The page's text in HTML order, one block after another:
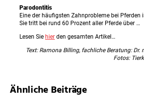
Parodontitis
Eine der häufigsten Zahnprobleme bei Pferden
Sie tritt bei rund 60 Prozent aller Pferde über …
Lesen Sie hier den gesamten Artikel…
Text: Ramona Billing, fachliche Beratung: Dr.
Fotos:
Ähnliche Beiträge